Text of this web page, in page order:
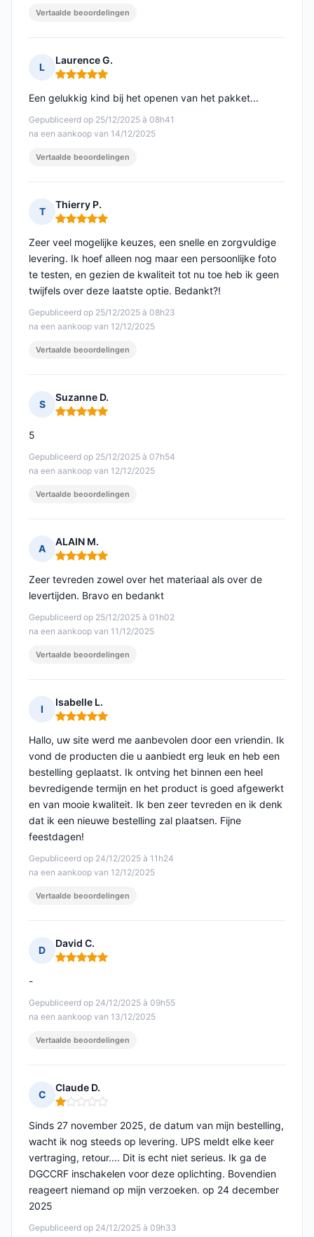
Vertaalde beoordelingen
L
Laurence G.
Opmerking: 5 van 5
Gepubliceerd op 25/12/2025 à 08h41
na een aankoop van 14/12/2025
Een gelukkig kind bij het openen van het pakket...
Vertaalde beoordelingen
T
Thierry P.
Opmerking: 5 van 5
Gepubliceerd op 25/12/2025 à 08h23
na een aankoop van 12/12/2025
Zeer veel mogelijke keuzes, een snelle en zorgvuldige
levering. Ik hoef alleen nog maar een persoonlijke foto
te testen, en gezien de kwaliteit tot nu toe heb ik geen
twijfels over deze laatste optie. Bedankt?!
Vertaalde beoordelingen
S
Suzanne D.
Opmerking: 5 van 5
Gepubliceerd op 25/12/2025 à 07h54
na een aankoop van 12/12/2025
5
Vertaalde beoordelingen
A
ALAIN M.
Opmerking: 5 van 5
Gepubliceerd op 25/12/2025 à 01h02
na een aankoop van 11/12/2025
Zeer tevreden zowel over het materiaal als over de
levertijden. Bravo en bedankt
Vertaalde beoordelingen
I
Isabelle L.
Opmerking: 5 van 5
Gepubliceerd op 24/12/2025 à 11h24
na een aankoop van 12/12/2025
Hallo, uw site werd me aanbevolen door een vriendin. Ik
vond de producten die u aanbiedt erg leuk en heb een
bestelling geplaatst. Ik ontving het binnen een heel
bevredigende termijn en het product is goed afgewerkt
en van mooie kwaliteit. Ik ben zeer tevreden en ik denk
dat ik een nieuwe bestelling zal plaatsen. Fijne
feestdagen!
Vertaalde beoordelingen
D
David C.
Opmerking: 5 van 5
Gepubliceerd op 24/12/2025 à 09h55
na een aankoop van 13/12/2025
-
Vertaalde beoordelingen
C
Claude D.
Opmerking: 1 van 5
Gepubliceerd op 24/12/2025 à 09h33
Sinds 27 november 2025, de datum van mijn bestelling,
wacht ik nog steeds op levering. UPS meldt elke keer
vertraging, retour.... Dit is echt niet serieus. Ik ga de
DGCCRF inschakelen voor deze oplichting. Bovendien
reageert niemand op mijn verzoeken. op 24 december
2025